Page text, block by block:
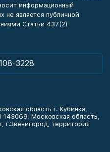
информационный
не является публичной
Статьи 437(2)
3228
область г. Кубинка,
Московская область,
г.Звенигород, территория